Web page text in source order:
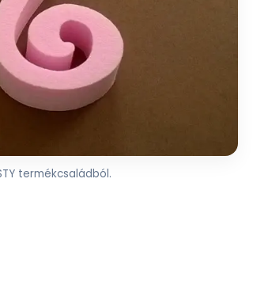
termékcsaládból.